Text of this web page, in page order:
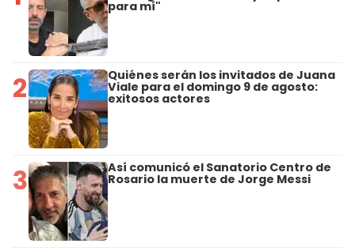
para mí"
2 Quiénes serán los invitados de Juana
Viale para el domingo 9 de agosto:
exitosos actores
3 Así comunicó el Sanatorio Centro de
Rosario la muerte de Jorge Messi